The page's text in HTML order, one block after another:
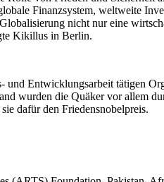
Finanzsystem, weltweite
nicht nur eine
Kikillus in Berlin.
Entwicklungsarbeit tätigen
wurden die Quäker vor allem
dafür den Friedensnobelpreis.